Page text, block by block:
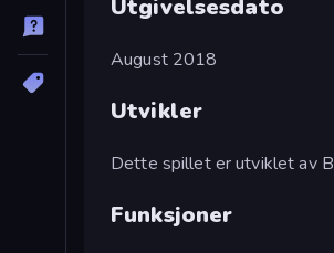
Utgivelsesdato
August 2018
Utvikler
Dette spillet er utviklet av
Funksjoner